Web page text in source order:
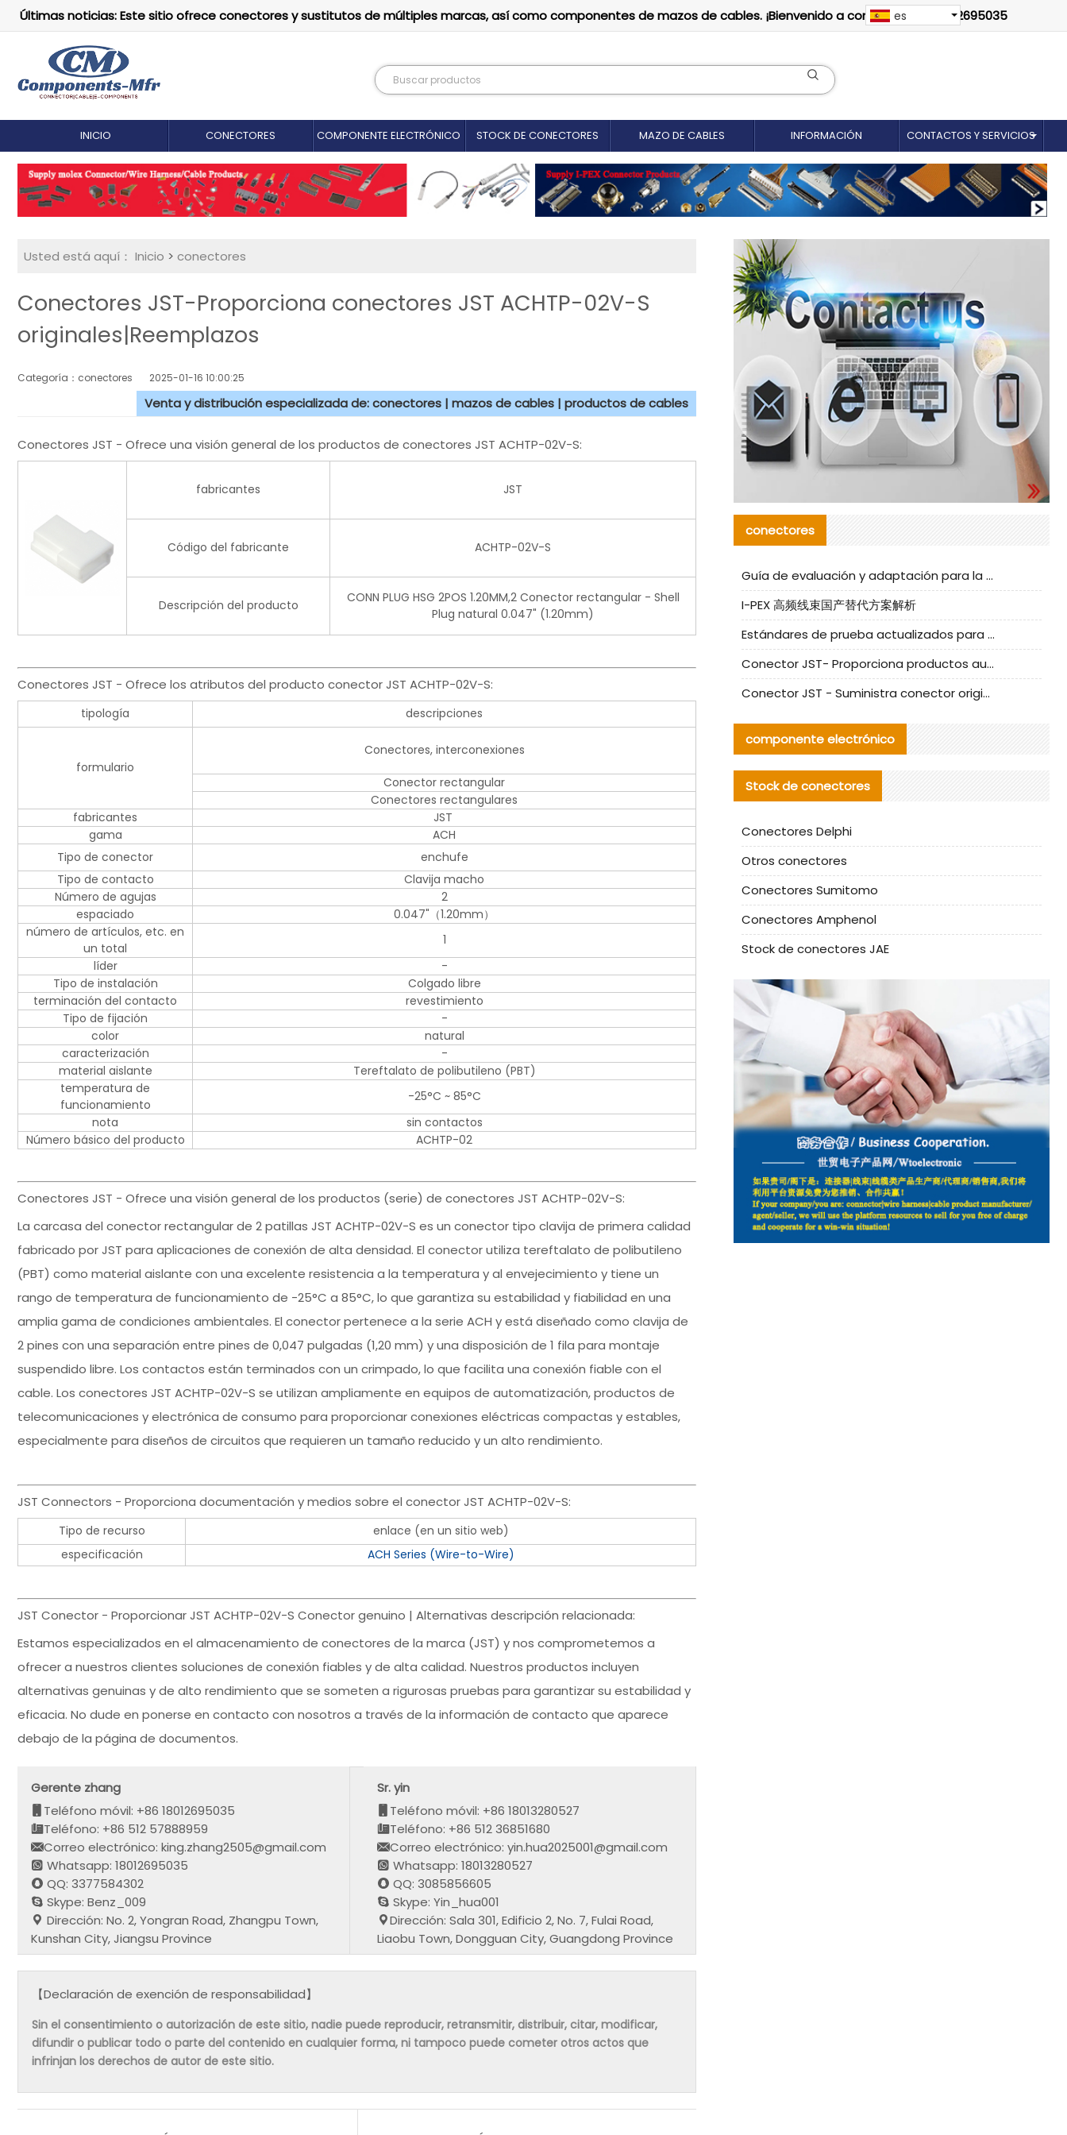
Últimas noticias: Este sitio ofrece conectores y sustitutos de múltiples marcas, así como componentes de mazos de cables. ¡Bienvenido a contactarnos: 18012695035
es
INICIO CONECTORES COMPONENTE ELECTRÓNICO STOCK DE CONECTORES MAZO DE CABLES INFORMACIÓN CONTACTOS Y SERVICIOS
Usted está aquí： Inicio > conectores
Conectores JST-Proporciona conectores JST ACHTP-02V-S
originales|Reemplazos
Categoría：conectores 2025-01-16 10:00:25
Venta y distribución especializada de: conectores | mazos de cables | productos de cables
Conectores JST - Ofrece una visión general de los productos de conectores JST ACHTP-02V-S:
fabricantes JST
Código del fabricante ACHTP-02V-S
Descripción del producto
CONN PLUG HSG 2POS 1.20MM,2 Conector rectangular - Shell
Plug natural 0.047" (1.20mm)
Conectores JST - Ofrece los atributos del producto conector JST ACHTP-02V-S:
tipología descripciones
formulario
Conectores, interconexiones
Conector rectangular
Conectores rectangulares
fabricantes
JST
gama
ACH
Tipo de conector
enchufe
Tipo de contacto
Clavija macho
Número de agujas
2
espaciado
0.047"（1.20mm）
número de artículos, etc. en
un total
1
líder
-
Tipo de instalación
Colgado libre
terminación del contacto
revestimiento
Tipo de fijación
-
color
natural
caracterización
-
material aislante
Tereftalato de polibutileno (PBT)
temperatura de
funcionamiento
-25°C ~ 85°C
nota
sin contactos
Número básico del producto
ACHTP-02
Conectores JST - Ofrece una visión general de los productos (serie) de conectores JST ACHTP-02V-S:
La carcasa del conector rectangular de 2 patillas JST ACHTP-02V-S es un conector tipo clavija de primera calidad
fabricado por JST para aplicaciones de conexión de alta densidad. El conector utiliza tereftalato de polibutileno
(PBT) como material aislante con una excelente resistencia a la temperatura y al envejecimiento y tiene un
rango de temperatura de funcionamiento de -25°C a 85°C, lo que garantiza su estabilidad y fiabilidad en una
amplia gama de condiciones ambientales. El conector pertenece a la serie ACH y está diseñado como clavija de
2 pines con una separación entre pines de 0,047 pulgadas (1,20 mm) y una disposición de 1 fila para montaje
suspendido libre. Los contactos están terminados con un crimpado, lo que facilita una conexión fiable con el
cable. Los conectores JST ACHTP-02V-S se utilizan ampliamente en equipos de automatización, productos de
telecomunicaciones y electrónica de consumo para proporcionar conexiones eléctricas compactas y estables,
especialmente para diseños de circuitos que requieren un tamaño reducido y un alto rendimiento.
JST Connectors - Proporciona documentación y medios sobre el conector JST ACHTP-02V-S:
Tipo de recurso
enlace (en un sitio web)
especificación
ACH Series (Wire-to-Wire)
JST Conector - Proporcionar JST ACHTP-02V-S Conector genuino | Alternativas descripción relacionada:
Estamos especializados en el almacenamiento de conectores de la marca (JST) y nos comprometemos a
ofrecer a nuestros clientes soluciones de conexión fiables y de alta calidad. Nuestros productos incluyen
alternativas genuinas y de alto rendimiento que se someten a rigurosas pruebas para garantizar su estabilidad y
eficacia. No dude en ponerse en contacto con nosotros a través de la información de contacto que aparece
debajo de la página de documentos.
Gerente zhang
Teléfono móvil: +86 18012695035
Teléfono: +86 512 57888959
Correo electrónico: king.zhang2505@gmail.com
Whatsapp: 18012695035
QQ: 3377584302
Skype: Benz_009
Dirección: No. 2, Yongran Road, Zhangpu Town,
Kunshan City, Jiangsu Province
Sr. yin
Teléfono móvil: +86 18013280527
Teléfono: +86 512 36851680
Correo electrónico: yin.hua2025001@gmail.com
Whatsapp: 18013280527
QQ: 3085856605
Skype: Yin_hua001
Dirección: Sala 301, Edificio 2, No. 7, Fulai Road,
Liaobu Town, Dongguan City, Guangdong Province
【Declaración de exención de responsabilidad】
Sin el consentimiento o autorización de este sitio, nadie puede reproducir, retransmitir, distribuir, citar, modificar,
difundir o publicar todo o parte del contenido en cualquier forma, ni tampoco puede cometer otros actos que
infrinjan los derechos de autor de este sitio.
conectores
Guía de evaluación y adaptación para la producción en serie de componentes de cables nacionales para CNC Tech
I-PEX 高频线束国产替代方案解析
Estándares de prueba actualizados para conectores nacionales bajo la referencia de CLIFF
Conector JST- Proporciona productos auténticos y alternativos del conector JST NSHR-02V-S
Conector JST - Suministra conector original JST GHR-09V-S | productos alternativos
componente electrónico
Stock de conectores
Conectores Delphi
Otros conectores
Conectores Sumitomo
Conectores Amphenol
Stock de conectores JAE